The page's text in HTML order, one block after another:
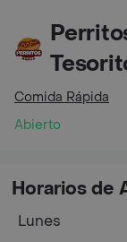
Comida Rápida
Abierto
Horarios de
Lunes